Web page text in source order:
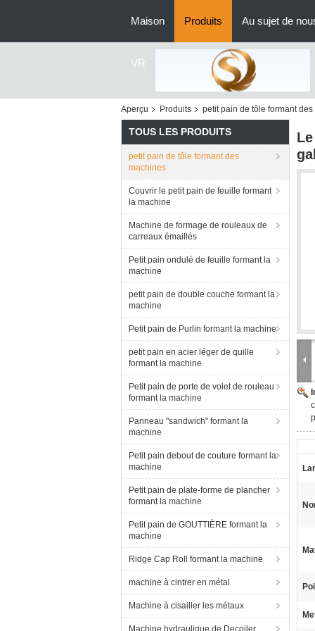
Maison Produits Au sujet de
VR
Aperçu Produits petit pain de tôle formant
TOUS LES PRODUITS
petit pain de tôle formant des
machines
Couvrir le petit pain de feuille formant
la machine
Machine de formage de rouleaux de
carreaux émaillés
Petit pain ondulé de feuille formant la
machine
petit pain de double couche formant la
machine
Petit pain de Purlin formant la machine
petit pain en acier léger de quille
formant la machine
Petit pain de porte de volet de rouleau
formant la machine
Panneau "sandwich" formant la
machine
Petit pain debout de couture formant la
machine
Petit pain de plate-forme de plancher
formant la machine
Petit pain de GOUTTIÈRE formant la
machine
Ridge Cap Roll formant la machine
machine à cintrer en métal
Machine à cisailler les métaux
Machine hydraulique de Decoiler